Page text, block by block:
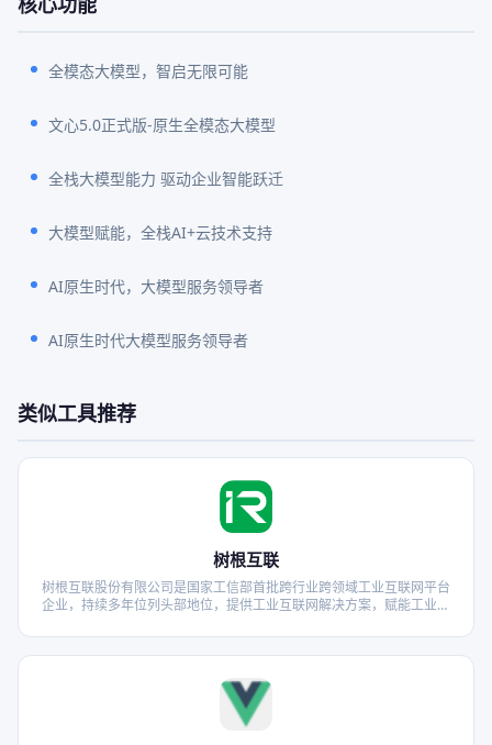
全模态大模型，智启无限可能
文心5.0正式版-原生全模态大模型
全栈大模型能力 驱动企业智能跃迁
大模型赋能，全栈AI+云技术支持
AI原生时代，大模型服务领导者
AI原生时代大模型服务领导者
类似工具推荐
树根互联
树根互联股份有限公司是国家工信部首批跨行业跨领域工业互联网平台
企业，持续多年位列头部地位，提供工业互联网解决方案，赋能工业企